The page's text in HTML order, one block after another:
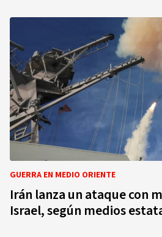
GUERRA EN MEDIO ORIENTE
Irán lanza un ataque con
Israel, según medios